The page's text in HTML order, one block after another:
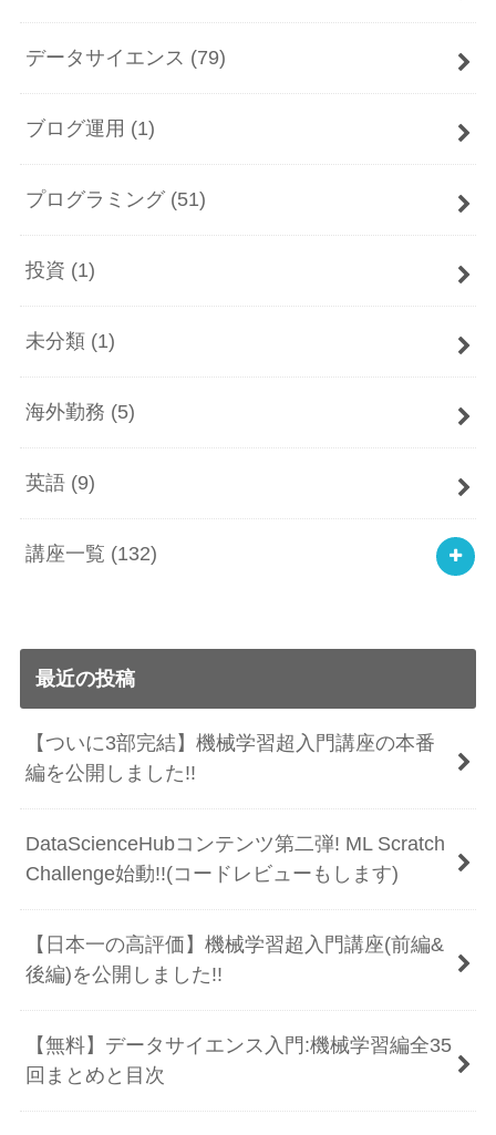
データサイエンス (79)
ブログ運用 (1)
プログラミング (51)
投資 (1)
未分類 (1)
海外勤務 (5)
英語 (9)
講座一覧 (132)
最近の投稿
【ついに3部完結】機械学習超入門講座の本番
編を公開しました!!
DataScienceHubコンテンツ第二弾! ML Scratch
Challenge始動!!(コードレビューもします)
【日本一の高評価】機械学習超入門講座(前編&
後編)を公開しました!!
【無料】データサイエンス入門:機械学習編全35
回まとめと目次